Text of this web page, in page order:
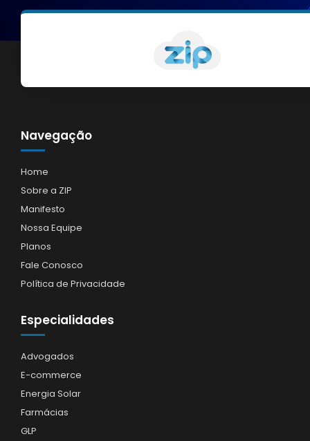
Navegação
Home
Sobre a ZIP
Manifesto
Nossa Equipe
Planos
Fale Conosco
Política de Privacidade
Especialidades
Advogados
E-commerce
Energia Solar
Farmácias
GLP